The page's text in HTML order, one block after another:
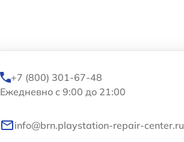
+7 (800) 301-67-48
Ежедневно с 9:00 до 21:00
info@brn.playstation-repair-center.ru